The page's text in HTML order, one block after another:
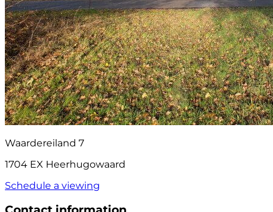
Waardereiland 7
1704 EX Heerhugowaard
Schedule a viewing